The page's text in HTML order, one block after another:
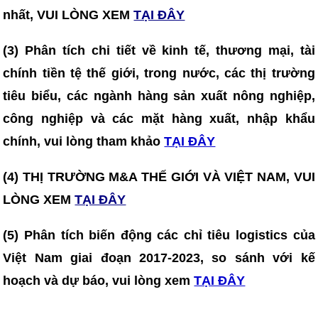
nhất, VUI LÒNG XEM TẠI ĐÂY
(3) Phân tích chi tiết về kinh tế, thương mại, tài
chính tiền tệ thế giới, trong nước, các thị trường
tiêu biểu, các ngành hàng sản xuất nông nghiệp,
công nghiệp và các mặt hàng xuất, nhập khẩu
chính, vui lòng tham khảo TẠI ĐÂY
(4) THỊ TRƯỜNG M&A THẾ GIỚI VÀ VIỆT NAM, VUI
LÒNG XEMTẠI ĐÂY
(5) Phân tích biến động các chỉ tiêu logistics của
Việt Nam giai đoạn 2017-2023, so sánh với kế
hoạch và dự báo, vui lòng xemTẠI ĐÂY